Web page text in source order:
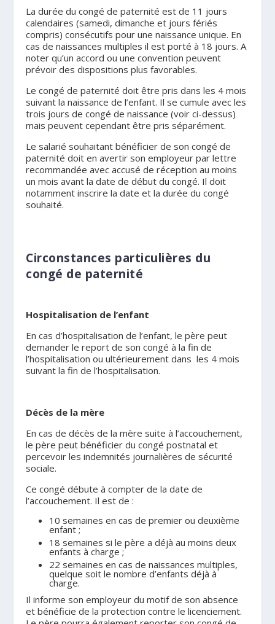
La durée du congé de paternité est de 11 jours
calendaires (samedi, dimanche et jours fériés
compris) consécutifs pour une naissance unique. En
cas de naissances multiples il est porté à 18 jours. A
noter qu’un accord ou une convention peuvent
prévoir des dispositions plus favorables.
Le congé de paternité doit être pris dans les 4 mois
suivant la naissance de l’enfant. Il se cumule avec les
trois jours de congé de naissance (voir ci-dessus)
mais peuvent cependant être pris séparément.
Le salarié souhaitant bénéficier de son congé de
paternité doit en avertir son employeur par lettre
recommandée avec accusé de réception au moins
un mois avant la date de début du congé. Il doit
notamment inscrire la date et la durée du congé
souhaité.
Circonstances particulières du
congé de paternité
Hospitalisation de l’enfant
En cas d’hospitalisation de l’enfant, le père peut
demander le report de son congé à la fin de
l’hospitalisation ou ultérieurement dans les 4 mois
suivant la fin de l’hospitalisation.
Décès de la mère
En cas de décès de la mère suite à l’accouchement,
le père peut bénéficier du congé postnatal et
percevoir les indemnités journalières de sécurité
sociale.
Ce congé débute à compter de la date de
l’accouchement. Il est de :
10 semaines en cas de premier ou deuxième
enfant ;
18 semaines si le père a déjà au moins deux
enfants à charge ;
22 semaines en cas de naissances multiples,
quelque soit le nombre d’enfants déjà à
charge.
Il informe son employeur du motif de son absence
et bénéficie de la protection contre le licenciement.